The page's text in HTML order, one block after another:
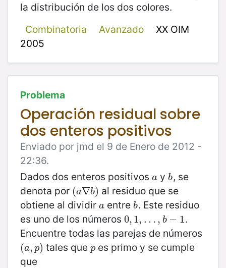
la distribución de los dos colores.
Combinatoria
Avanzado
XX OIM
2005
Problema
Operación residual sobre
dos enteros positivos
Enviado por jmd el 9 de Enero de 2012 -
22:36.
Dados dos enteros positivos a
a yb
b, se
denota por (a∇b)
(a∇b) al residuo que se
obtiene al dividir a
a entreb
b. Este residuo
es uno de los números 0, 1, … , b − 1
0, 1,… b− 1
.
Encuentre todas las parejas de números
(a, p)
(a,p) tales que p
pes primo y se cumple
que